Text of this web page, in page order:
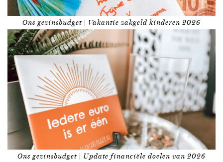
Ons gezinsbudget | Vakantie zakgeld kinderen 2026
Ons gezinsbudget | Update financiële doelen van 2026